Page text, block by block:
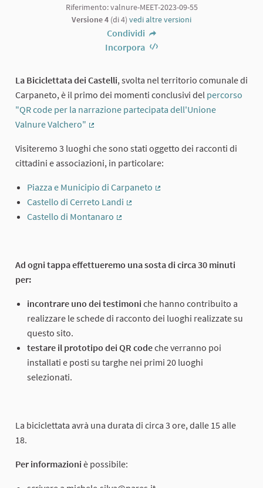
Riferimento: valnure-MEET-2023-09-55
Versione 4 (di 4) vedi altre versioni
Condividi
Incorpora
La Biciclettata dei Castelli, svolta nel territorio comunale di
Carpaneto, è il primo dei momenti conclusivi del percorso
"QR code per la narrazione partecipata dell'Unione
Valnure Valchero"
Visiteremo 3 luoghi che sono stati oggetto dei racconti di
cittadini e associazioni, in particolare:
Piazza e Municipio di Carpaneto
Castello di Cerreto Landi
Castello di Montanaro
Ad ogni tappa effettueremo una sosta di circa 30 minuti
per:
incontrare uno dei testimoni che hanno contribuito a
realizzare le schede di racconto dei luoghi realizzate su
questo sito.
testare il prototipo dei QR codeche verranno poi
installati e posti su targhe nei primi 20 luoghi
selezionati.
La biciclettata avrà una durata di circa 3 ore, dalle 15 alle
18.
Per informazioni è possibile: